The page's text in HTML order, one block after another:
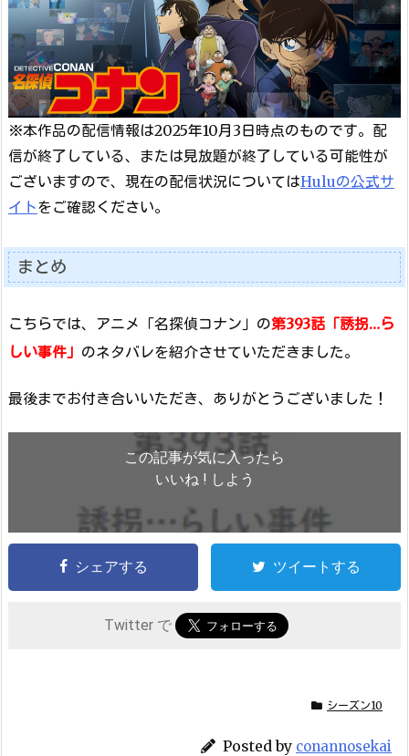
※本作品の配信情報は2025年10月3日時点のものです。配
信が終了している、または見放題が終了している可能性が
ございますので、現在の配信状況についてはHuluの公式サ
イトをご確認ください。
まとめ
こちらでは、アニメ「名探偵コナン」の第393話「誘拐…ら
しい事件」 のネタバレを紹介させていただきました。
最後までお付き合いいただき、ありがとうございました！
この記事が気に入ったら
いいね ! しよう
シェアする ツイートする
Twitter で
シーズン10
Posted by conannosekai